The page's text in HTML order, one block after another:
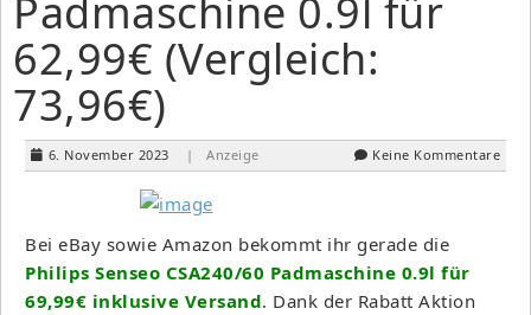
Padmaschine 0.9l für
62,99€ (Vergleich:
73,96€)
6. November 2023 | Anzeige Keine Kommentare
Bei eBay sowie Amazon bekommt ihr gerade die
Philips Senseo CSA240/60 Padmaschine 0.9l für
69,99€ inklusive Versand. Dank der Rabatt Aktion